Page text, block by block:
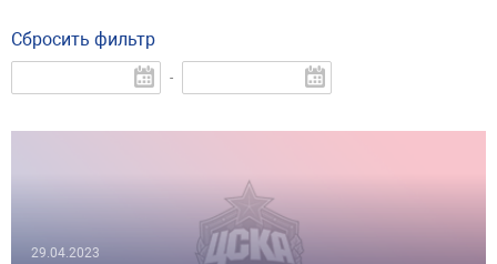
Сбросить фильтр
-
29.04.2023